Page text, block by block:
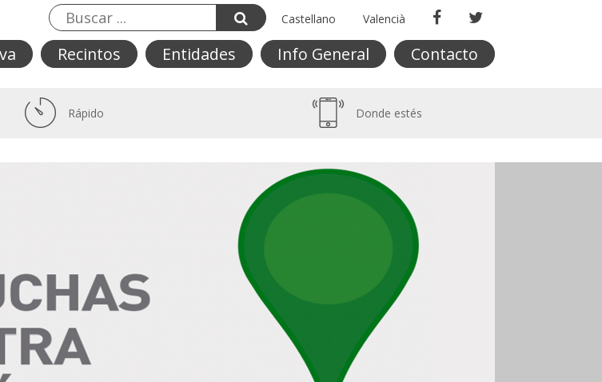
Castellano Valencià
Recintos Entidades Info General Contacto
Rápido Donde estés